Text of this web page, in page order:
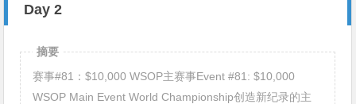
Day 2
摘要
赛事#81：$10,000 WSOP主赛事Event #81: $10,000
WSOP Main Event World Championship创造新纪录的主